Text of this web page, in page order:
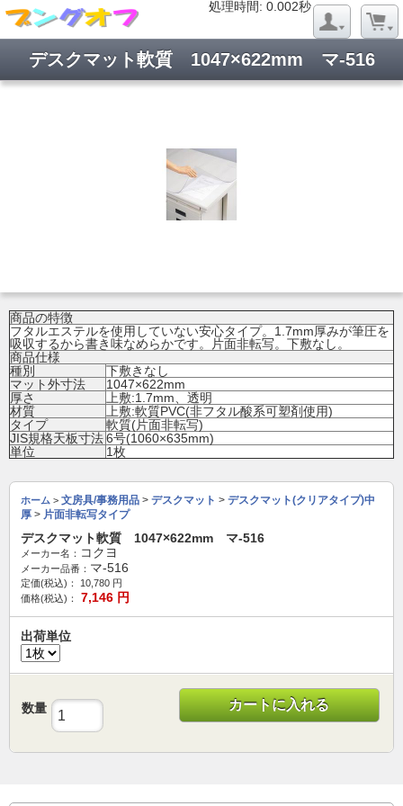
処理時間: 0.002秒
デスクマット軟質 1047×622mm マ-516
商品の特徴
フタルエステルを使用していない安心タイプ。1.7mm厚みが筆圧を
吸収するから書き味なめらかです。片面非転写。下敷なし。
商品仕様
種別
下敷きなし
マット外寸法
1047×622mm
厚さ
上敷:1.7mm、透明
材質
上敷:軟質PVC(非フタル酸系可塑剤使用)
タイプ
軟質(片面非転写)
JIS規格天板寸法6号(1060×635mm)
単位
1枚
ホーム > 文房具/事務用品 > デスクマット > デスクマット(クリアタイプ)中
厚 > 片面非転写タイプ
デスクマット軟質 1047×622mm マ-516
メーカー名： コクヨ
メーカー品番： マ-516
定価(税込)： 10,780 円
価格(税込)：
7,146 円
出荷単位
数量 カートに入れる
処理時間: 0.019秒